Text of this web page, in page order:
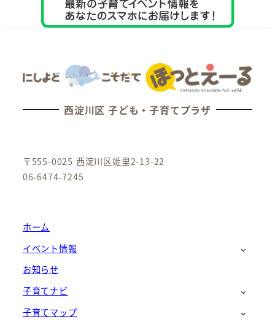
西淀川区 子ども・子育てプラザ
〒555-0025 西淀川区姫里2-13-22
06-6474-7245
ホーム
イベント情報
お知らせ
子育てナビ
子育てマップ